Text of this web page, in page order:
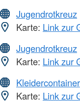
Jugendrotkreuz
Karte: Link zur
Jugendrotkreuz
Karte: Link zur
Kleidercontainer
Karte: Link zur